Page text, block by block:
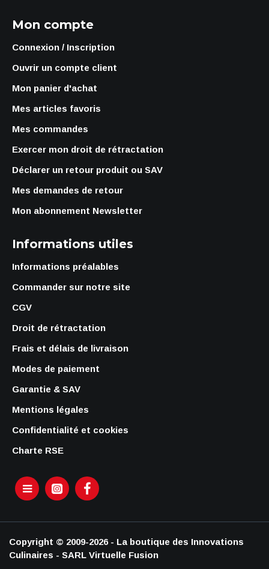
Mon compte
Connexion / Inscription
Ouvrir un compte client
Mon panier d'achat
Mes articles favoris
Mes commandes
Exercer mon droit de rétractation
Déclarer un retour produit ou SAV
Mes demandes de retour
Mon abonnement Newsletter
Informations utiles
Informations préalables
Commander sur notre site
CGV
Droit de rétractation
Frais et délais de livraison
Modes de paiement
Garantie & SAV
Mentions légales
Confidentialité et cookies
Charte RSE
Copyright © 2009-2026 - La boutique des Innovations
Culinaires - SARL Virtuelle Fusion